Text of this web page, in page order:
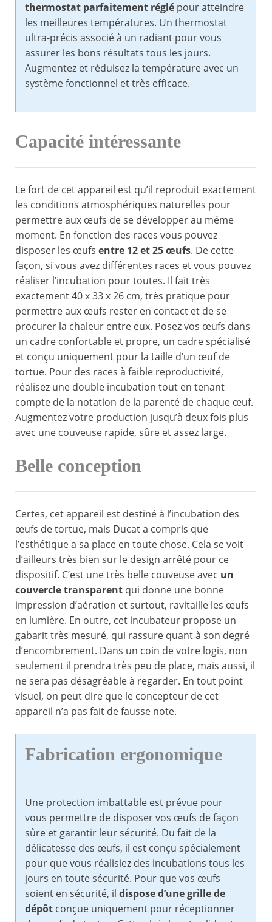
thermostat parfaitement réglé pour atteindre
les meilleures températures. Un thermostat
ultra-précis associé à un radiant pour vous
assurer les bons résultats tous les jours.
Augmentez et réduisez la température avec un
système fonctionnel et très efficace.
Capacité intéressante
Le fort de cet appareil est qu’il reproduit exactement
les conditions atmosphériques naturelles pour
permettre aux œufs de se développer au même
moment. En fonction des races vous pouvez
disposer les œufs entre 12 et 25 œufs. De cette
façon, si vous avez différentes races et vous pouvez
réaliser l’incubation pour toutes. Il fait très
exactement 40 x 33 x 26 cm, très pratique pour
permettre aux œufs rester en contact et de se
procurer la chaleur entre eux. Posez vos œufs dans
un cadre confortable et propre, un cadre spécialisé
et conçu uniquement pour la taille d’un œuf de
tortue. Pour des races à faible reproductivité,
réalisez une double incubation tout en tenant
compte de la notation de la parenté de chaque œuf.
Augmentez votre production jusqu’à deux fois plus
avec une couveuse rapide, sûre et assez large.
Belle conception
Certes, cet appareil est destiné à l’incubation des
œufs de tortue, mais Ducat a compris que
l’esthétique a sa place en toute chose. Cela se voit
d’ailleurs très bien sur le design arrêté pour ce
dispositif. C’est une très belle couveuse avec un
couvercle transparent qui donne une bonne
impression d’aération et surtout, ravitaille les œufs
en lumière. En outre, cet incubateur propose un
gabarit très mesuré, qui rassure quant à son degré
d’encombrement. Dans un coin de votre logis, non
seulement il prendra très peu de place, mais aussi, il
ne sera pas désagréable à regarder. En tout point
visuel, on peut dire que le concepteur de cet
appareil n’a pas fait de fausse note.
Fabrication ergonomique
Une protection imbattable est prévue pour
vous permettre de disposer vos œufs de façon
sûre et garantir leur sécurité. Du fait de la
délicatesse des œufs, il est conçu spécialement
pour que vous réalisiez des incubations tous les
jours en toute sécurité. Pour que vos œufs
soient en sécurité, il dispose d’une grille de
dépôt conçue uniquement pour réceptionner